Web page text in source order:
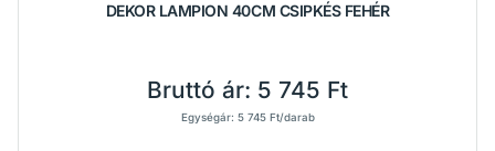
DEKOR LAMPION 40CM CSIPKÉS FEHÉR
Bruttó ár: 5 745 Ft
Egységár: 5 745 Ft/darab